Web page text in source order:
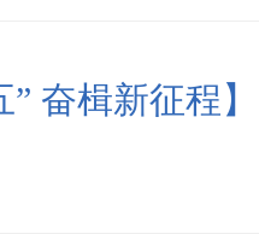
” 奋楫新征程